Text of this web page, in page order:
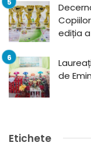
ediția
de
Etichete